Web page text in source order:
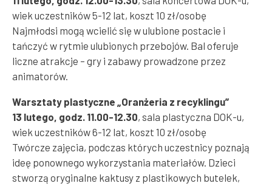
wiek uczestników 5-12 lat, koszt 10 zł/osobę
Najmłodsi mogą wcielić się w ulubione postacie i
tańczyć w rytmie ulubionych przebojów. Bal oferuje
liczne atrakcje – gry i zabawy prowadzone przez
animatorów.
Warsztaty plastyczne „Oranżeria z recyklingu”
13 lutego, godz. 11.00-12.30, sala plastyczna DOK-u,
wiek uczestników 6-12 lat, koszt 10 zł/osobę
Twórcze zajęcia, podczas których uczestnicy poznają
ideę ponownego wykorzystania materiałów. Dzieci
stworzą oryginalne kaktusy z plastikowych butelek,